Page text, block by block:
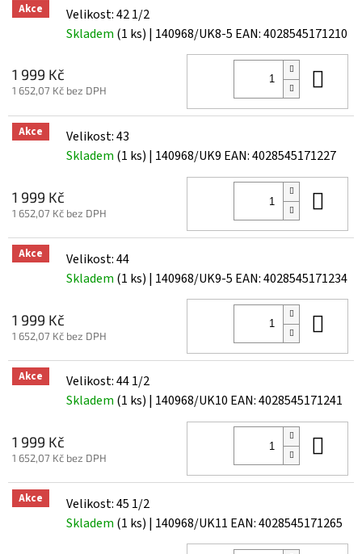
Akce
Velikost: 42 1/2
Skladem (1 ks) | 140968/UK8-5 EAN:4028545171210
1 999 Kč
1 652,07 Kč bez DPH
Akce
Velikost: 43
Skladem (1 ks) | 140968/UK9 EAN:4028545171227
1 999 Kč
1 652,07 Kč bez DPH
Akce
Velikost: 44
Skladem (1 ks) | 140968/UK9-5 EAN:4028545171234
1 999 Kč
1 652,07 Kč bez DPH
Akce
Velikost: 44 1/2
Skladem (1 ks) | 140968/UK10 EAN:4028545171241
1 999 Kč
1 652,07 Kč bez DPH
Akce
Velikost: 45 1/2
Skladem (1 ks) | 140968/UK11 EAN:4028545171265